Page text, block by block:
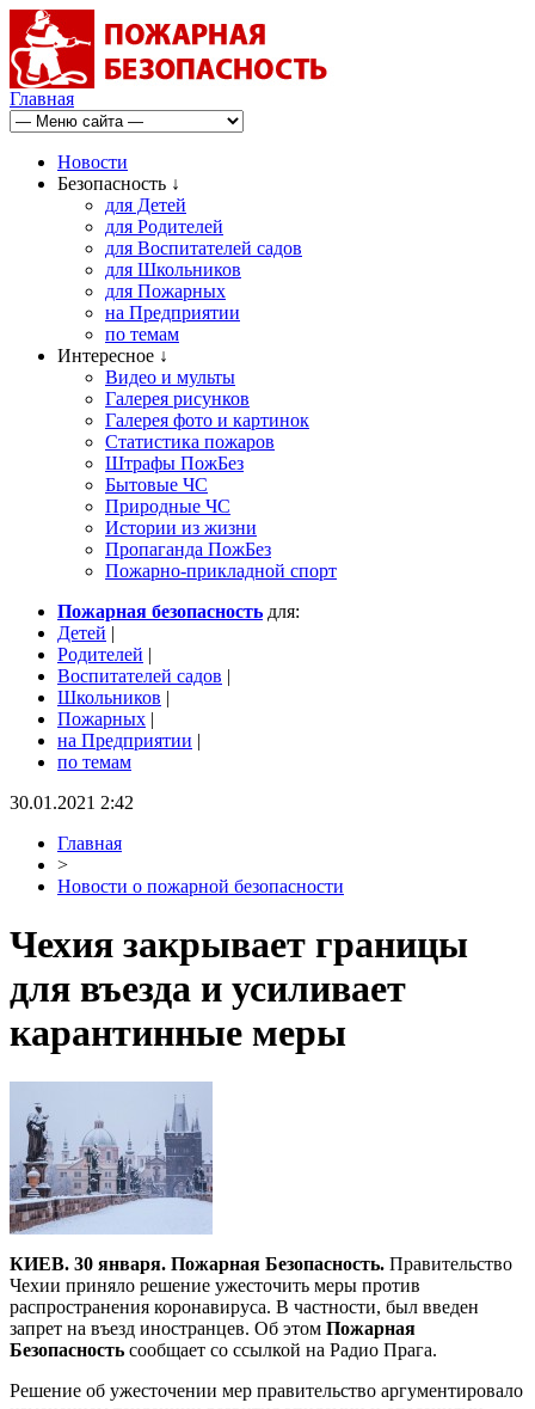
Главная
Новости
Безопасность ↓
для Детей
для Родителей
для Воспитателей садов
для Школьников
для Пожарных
на Предприятии
по темам
Интересное ↓
Видео и мульты
Галерея рисунков
Галерея фото и картинок
Статистика пожаров
Штрафы ПожБез
Бытовые ЧС
Природные ЧС
Истории из жизни
Пропаганда ПожБез
Пожарно-прикладной спорт
Пожарная безопасность для:
Детей |
Родителей |
Воспитателей садов |
Школьников |
Пожарных |
на Предприятии |
по темам
30.01.2021 2:42
Главная
>
Новости о пожарной безопасности
Чехия закрывает границы
для въезда и усиливает
карантинные меры
КИЕВ. 30 января. Пожарная Безопасность. Правительство
Чехии приняло решение ужесточить меры против
распространения коронавируса. В частности, был введен
запрет на въезд иностранцев. Об этом Пожарная
Безопасность сообщает со ссылкой на Радио Прага.
Решение об ужесточении мер правительство аргументировало